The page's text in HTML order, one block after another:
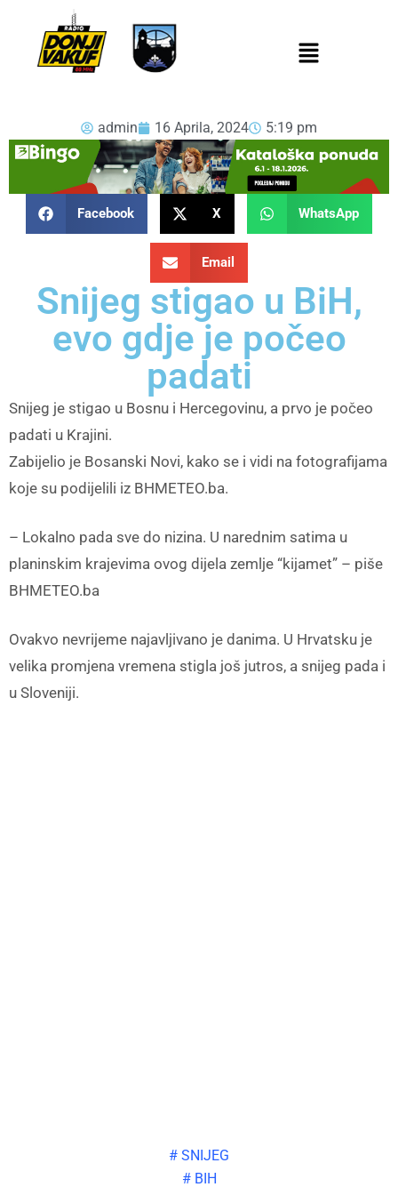
admin 16 Aprila, 2024 5:19 pm
Facebook X WhatsApp
Email
Snijeg stigao u BiH,
evo gdje je počeo
padati
Snijeg je stigao u Bosnu i Hercegovinu, a prvo je počeo
padati u Krajini.
Zabijelio je Bosanski Novi, kako se i vidi na fotografijama
koje su podijelili iz BHMETEO.ba.
– Lokalno pada sve do nizina. U narednim satima u
planinskim krajevima ovog dijela zemlje “kijamet” – piše
BHMETEO.ba
Ovakvo nevrijeme najavljivano je danima. U Hrvatsku je
velika promjena vremena stigla još jutros, a snijeg pada i
u Sloveniji.
# SNIJEG
# BIH